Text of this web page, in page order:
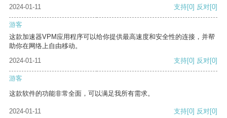
2024-01-11 支持[0] 反对[0]
游客
这款加速器VPM应用程序可以给你提供最高速度和安全性的连接，并帮
助你在网络上自由移动。
2024-01-11
支持[0] 反对[0]
游客
这款软件的功能非常全面，可以满足我所有需求。
2024-01-11 支持[0] 反对[0]